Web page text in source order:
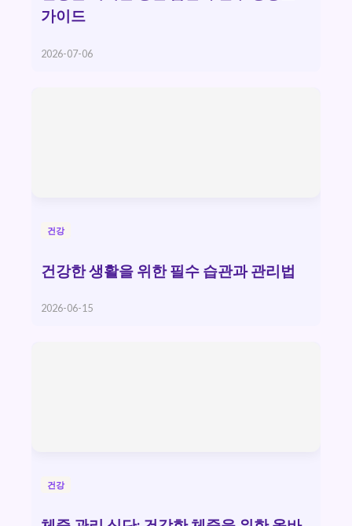
가이드
2026-07-06
건강
건강한 생활을 위한 필수 습관과 관리법
2026-06-15
건강